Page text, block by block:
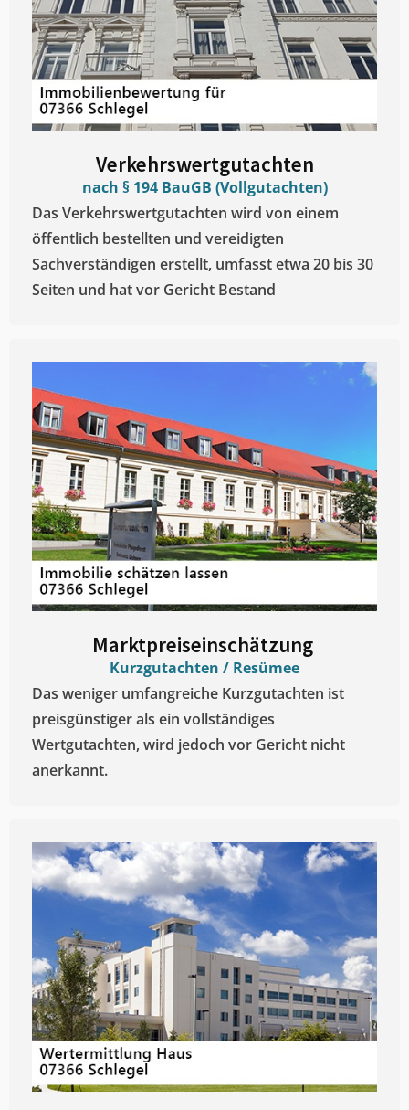
Verkehrswertgutachten
nach § 194 BauGB (Vollgutachten)
Das Verkehrswertgutachten wird von einem
öffentlich bestellten und vereidigten
Sachverständigen erstellt, umfasst etwa 20 bis 30
Seiten und hat vor Gericht Bestand
Marktpreiseinschätzung ​
Kurzgutachten / Resümee
Das weniger umfangreiche Kurzgutachten ist
preisgünstiger als ein vollständiges
Wertgutachten, wird jedoch vor Gericht nicht
anerkannt.